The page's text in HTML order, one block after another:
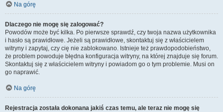
Na górę
Dlaczego nie mogę się zalogować?
Powodów może być kilka. Po pierwsze sprawdź, czy twoja nazwa użytkownika
i hasło są prawidłowe. Jeżeli są prawidłowe, skontaktuj się z właścicielem
witryny i zapytaj, czy cię nie zablokowano. Istnieje też prawdopodobieństwo,
że problem powoduje błędna konfiguracja witryny, na której znajduje się forum.
Skontaktuj się z właścicielem witryny i powiadom go o tym problemie. Musi on
go naprawić.
Na górę
Rejestracja została dokonana jakiś czas temu, ale teraz nie mogę się